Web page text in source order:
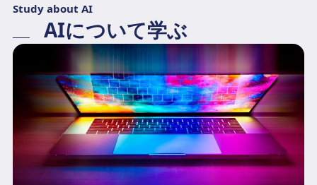
Study about AI
AIについて学ぶ